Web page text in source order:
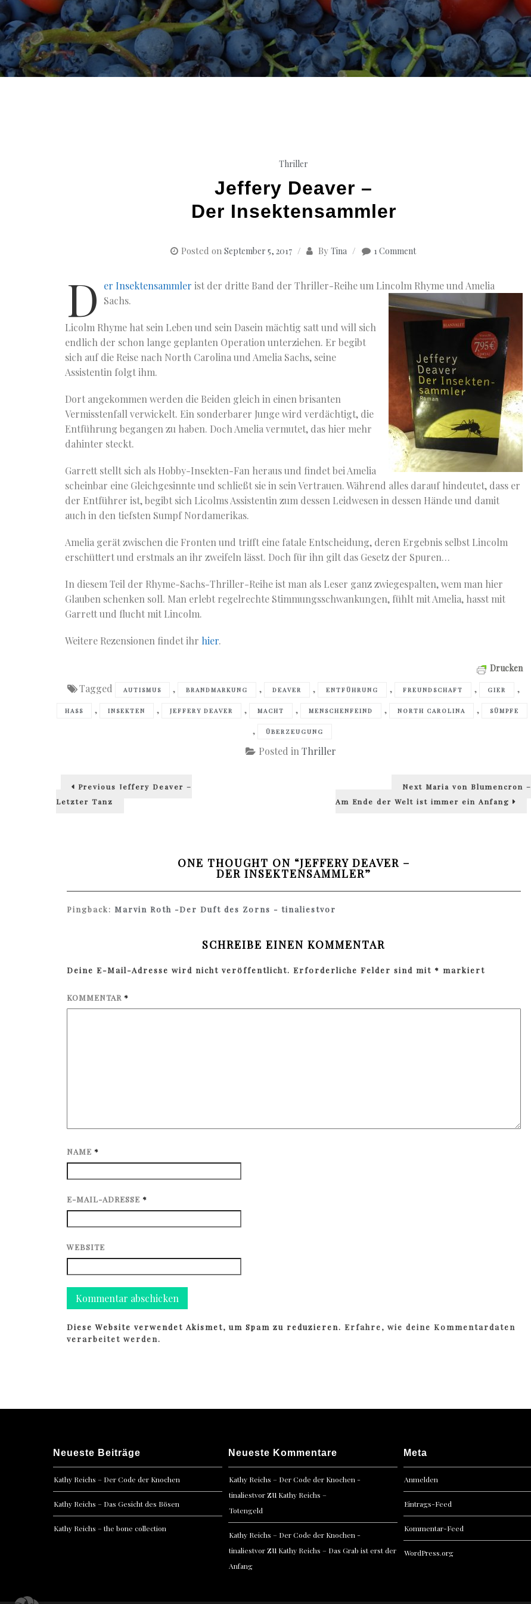
Thriller
Jeffery Deaver –
Der Insektensammler
Posted onSeptember 5, 2017 ByTina 1 Comment
D er Insektensammler ist der dritte Band der Thriller-Reihe um Lincolm Rhyme und Amelia
Sachs.
Licolm Rhyme hat sein Leben und sein Dasein mächtig satt und will sich
endlich der schon lange geplanten Operation unterziehen. Er begibt
sich auf die Reise nach North Carolina und Amelia Sachs, seine
Assistentin folgt ihm.
Dort angekommen werden die Beiden gleich in einen brisanten
Vermisstenfall verwickelt. Ein sonderbarer Junge wird verdächtigt, die
Entführung begangen zu haben. Doch Amelia vermutet, das hier mehr
dahinter steckt.
Garrett stellt sich als Hobby-Insekten-Fan heraus und findet bei Amelia
scheinbar eine Gleichgesinnte und schließt sie in sein Vertrauen. Während alles darauf hindeutet, dass er
der Entführer ist, begibt sich Licolms Assistentin zum dessen Leidwesen in dessen Hände und damit
auch in den tiefsten Sumpf Nordamerikas.
Amelia gerät zwischen die Fronten und trifft eine fatale Entscheidung, deren Ergebnis selbst Lincolm
erschüttert und erstmals an ihr zweifeln lässt. Doch für ihn gilt das Gesetz der Spuren…
In diesem Teil der Rhyme-Sachs-Thriller-Reihe ist man als Leser ganz zwiegespalten, wem man hier
Glauben schenken soll. Man erlebt regelrechte Stimmungsschwankungen, fühlt mit Amelia, hasst mit
Garrett und flucht mit Lincolm.
Weitere Rezensionen findet ihr hier.
Drucken
Tagged AUTISMUS , BRANDMARKUNG , DEAVER , ENTFÜHRUNG , FREUNDSCHAFT , GIER ,
HASS , INSEKTEN , JEFFERY DEAVER , MACHT , MENSCHENFEIND , NORTH CAROLINA , SÜMPFE
, ÜBERZEUGUNG
Posted in Thriller
Beitragsnavigation
Previous Previous
Jeffery Deaver –
Letzter Tanz
Next Next
Maria von Blumencron –
Am Ende der Welt ist immer ein Anfang
ONE THOUGHT ON “JEFFERY DEAVER –
DER INSEKTENSAMMLER”
Pingback:Marvin Roth -Der Duft des Zorns - tinaliestvor
SCHREIBE EINEN KOMMENTAR
Deine E-Mail-Adresse wird nicht veröffentlicht. Erforderliche Felder sind mit * markiert
KOMMENTAR *
NAME *
E-MAIL-ADRESSE *
WEBSITE
Diese Website verwendet Akismet, um Spam zu reduzieren.Erfahre, wie deine Kommentardaten
verarbeitet werden.
Neueste Beiträge
Kathy Reichs – Der Code der Knochen
Kathy Reichs – Das Gesicht des Bösen
Kathy Reichs – the bone collection
Neueste Kommentare
Kathy Reichs – Der Code der Knochen -
tinaliestvorzu Kathy Reichs –
Totengeld
Kathy Reichs – Der Code der Knochen -
tinaliestvorzu Kathy Reichs – Das Grab ist erst der
Anfang
Meta
Anmelden
Eintrags-Feed
Kommentar-Feed
WordPress.org